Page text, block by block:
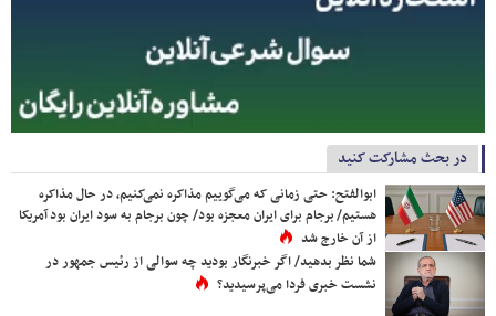
در بحث مشارکت کنید
ابوالفتح: حتی زمانی که می‌گوییم مذاکره نمی‌کنیم، در حال مذاکره
هستیم/ برجام برای ایران معجزه بود/ چون برجام به سود ایران بود آمریکا
از آن خارج شد
شما نظر بدهید/ اگر خبرنگار بودید چه سوالی از رئیس جمهور در
نشست خبری فردا می‌پرسیدید؟